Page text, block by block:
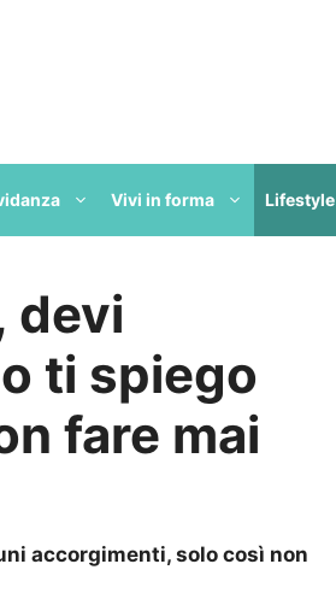
Vivi in forma Lifestyle
devi
ti spiego
fare mai
accorgimenti, solo così non